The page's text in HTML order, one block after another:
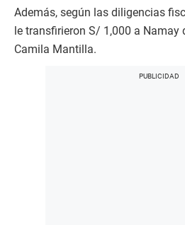
Además, según las diligencias
le transfirieron S/ 1,000 a Namay
Camila Mantilla.